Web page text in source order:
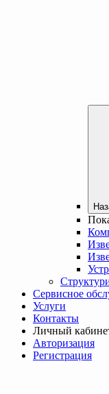
Сервисное
Услуги
Контакты
Личный
Авторизация
Регистрация